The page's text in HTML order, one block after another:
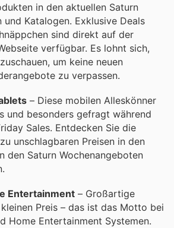
in den aktuellen Saturn
und Katalogen. Exklusive Deals
sind direkt auf der
verfügbar. Es lohnt sich,
um keine neuen
zu verpassen.
– Diese mobilen Alleskönner
und besonders gefragt während
Sales. Entdecken Sie die
unschlagbaren Preisen in den
den Saturn Wochenangeboten
Entertainment – Großartige
Preis – das ist das Motto bei
Home Entertainment Systemen.